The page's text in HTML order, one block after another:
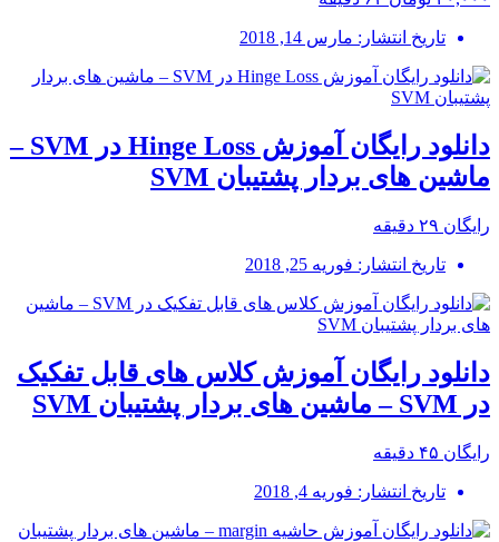
تاریخ انتشار: مارس 14, 2018
دانلود رایگان آموزش Hinge Loss در SVM –
ماشین های بردار پشتیبان SVM
رایگان ۲۹ دقیقه
تاریخ انتشار: فوریه 25, 2018
دانلود رایگان آموزش کلاس های قابل تفکیک
در SVM – ماشین های بردار پشتیبان SVM
رایگان ۴۵ دقیقه
تاریخ انتشار: فوریه 4, 2018